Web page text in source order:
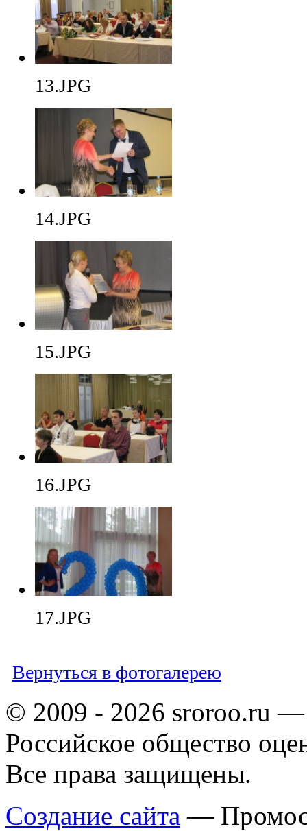
13.JPG
14.JPG
15.JPG
16.JPG
17.JPG
Вернуться в фотогалерею
© 2009 - 2026 sroroo.ru —
Российское общество
Все права защищены.
Создание сайта —